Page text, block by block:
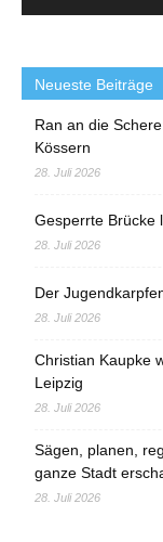
Neueste Beiträge
Ran an die
Kössern
28. Juli 2026
Gesperrte Brücke
28. Juli 2026
Der
28. Juli 2026
Christian Kaupke
Leipzig
28. Juli 2026
Sägen, planen,
ganze Stadt
28. Juli 2026